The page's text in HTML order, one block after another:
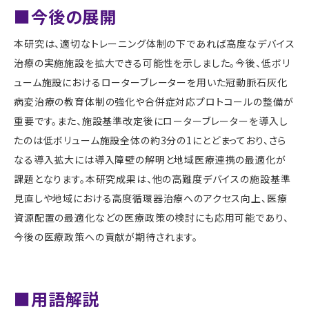
■今後の展開
本研究は、適切なトレーニング体制の下であれば高度なデバイス
治療の実施施設を拡大できる可能性を示しました。今後、低ボリ
ューム施設におけるローターブレーターを用いた冠動脈石灰化
病変治療の教育体制の強化や合併症対応プロトコールの整備が
重要です。また、施設基準改定後にローターブレーターを導入し
たのは低ボリューム施設全体の約3分の1 にとどまっており、さら
なる導入拡大には導入障壁の解明と地域医療連携の最適化が
課題となります。本研究成果は、他の高難度デバイスの施設基準
見直しや地域における高度循環器治療へのアクセス向上、医療
資源配置の最適化などの医療政策の検討にも応用可能であり、
今後の医療政策への貢献が期待されます。
■用語解説